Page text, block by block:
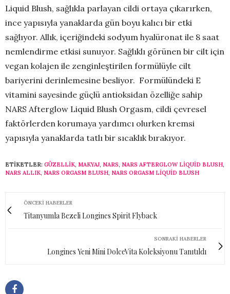
Liquid Blush, sağlıkla parlayan cildi ortaya çıkarırken,
ince yapısıyla yanaklarda gün boyu kalıcı bir etki
sağlıyor. Allık, içeriğindeki sodyum hyalüronat ile 8 saat
nemlendirme etkisi sunuyor. Sağlıklı görünen bir cilt için
vegan kolajen ile zenginleştirilen formülüyle cilt
bariyerini derinlemesine besliyor. Formülündeki E
vitamini sayesinde güçlü antioksidan özelliğe sahip
NARS Afterglow Liquid Blush Orgasm, cildi çevresel
faktörlerden korumaya yardımcı olurken kremsi
yapısıyla yanaklarda tatlı bir sıcaklık bırakıyor.
ETIKETLER: GÜZELLIK, MAKYAJ, NARS, NARS AFTERGLOW LIQUID BLUSH,
NARS ALLIK, NARS ORGASM BLUSH, NARS ORGASM LIQUID BLUSH
ÖNCEKI HABERLER
Titanyumla Bezeli Longines Spirit Flyback
SONRAKI HABERLER
Longines Yeni Mini DolceVita Koleksiyonu Tanıtıldı